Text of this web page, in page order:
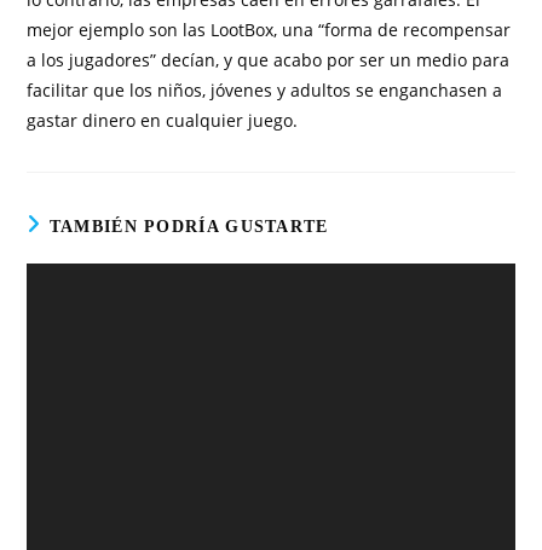
mejor ejemplo son las LootBox, una “forma de recompensar
a los jugadores” decían, y que acabo por ser un medio para
facilitar que los niños, jóvenes y adultos se enganchasen a
gastar dinero en cualquier juego.
TAMBIÉN PODRÍA GUSTARTE